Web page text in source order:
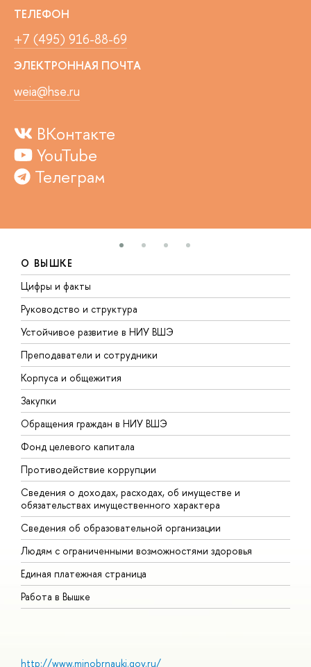
ТЕЛЕФОН
+7 (495) 916-88-69
ЭЛЕКТРОННАЯ ПОЧТА
weia@hse.ru
ВКонтакте
YouTube
Телеграм
О ВЫШКЕ
Цифры и факты
Руководство и структура
Устойчивое развитие в НИУ ВШЭ
Преподаватели и сотрудники
Корпуса и общежития
Закупки
Обращения граждан в НИУ ВШЭ
Фонд целевого капитала
Противодействие коррупции
Сведения о доходах, расходах, об имуществе и
обязательствах имущественного характера
Сведения об образовательной организации
Людям с ограниченными возможностями здоровья
Единая платежная страница
Работа в Вышке
http://www.minobrnauki.gov.ru/